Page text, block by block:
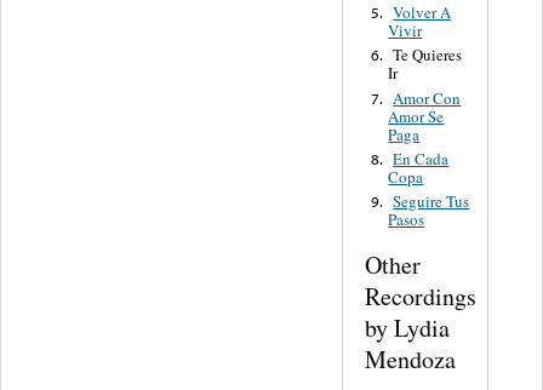
5. Volver A
Vivir
6. Te Quieres
Ir
7.
Amor Con
Amor Se
Paga
8. En Cada
Copa
9. Seguire Tus
Pasos
Other
Recordings
by Lydia
Mendoza